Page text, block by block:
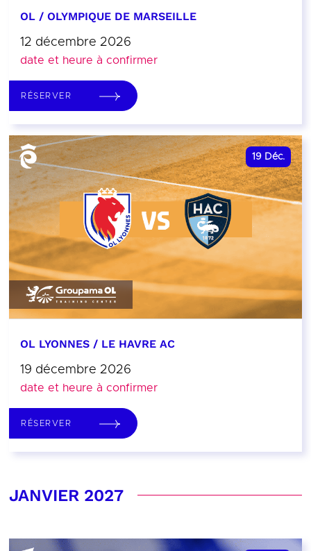
OL / OLYMPIQUE DE MARSEILLE
12 décembre 2026
date et heure à confirmer
RÉSERVER
19 Déc.
OL LYONNES / LE HAVRE AC
19 décembre 2026
date et heure à confirmer
RÉSERVER
JANVIER 2027